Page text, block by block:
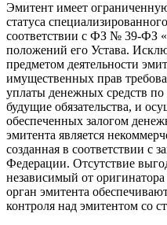
Эмитент имеет
статуса
соответствии с ФЗ № 39-ФЗ
положений его Устава.
предметом деятельности
имущественных прав
уплаты денежных средств по
будущие обязательства, и
обеспеченных залогом
эмитента является
созданная в соответствии с
Федерации. Отсутствие
независимый от
орган эмитента
контроля над эмитентом со